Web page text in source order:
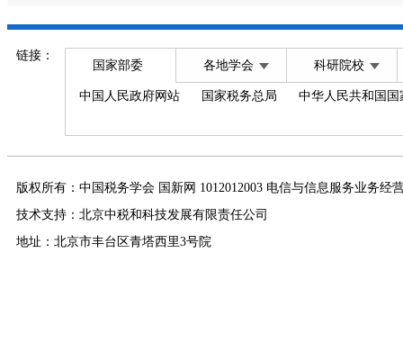
链接：
国家部委 各地学会 科研院校
中国人民政府网站 国家税务总局 中华人民共和国
版权所有：中国税务学会 国新网 1012012003 电信与信息服务业务经
技术支持：北京中税和科技发展有限责任公司
地址：北京市丰台区青塔西里3号院